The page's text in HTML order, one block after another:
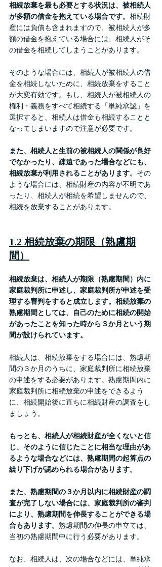
相続放棄を最も必要とする状況は、被相続人
が多額の借金を抱えている場合です。 相続財
産には負債も含まれますので、被相続人が多
額の借金を抱えている場合には、相続人がそ
の借金を相続してしまうことがあります。
そのような場合には、相続人が被相続人の借
金を相続しないために、相続放棄をすること
が大変有効です。もし、相続人が被相続人の
権利・義務をすべて相続する「単純承認」を
選択すると、相続人は借金も相続することと
なってしまいますので注意が必要です。
また、相続人と生前の被相続人の関係が良好
でなかったり、疎遠であった場合などにも、
相続放棄が利用されることがあります。 その
ような場合には、相続財産の内容が不明であ
ったり、相続人が相続を希望しませんので、
相続を放棄することがあります。
1.2 相続放棄の期限（熟慮期
間）
相続放棄は、相続人が期限（熟慮期間）内に
家庭裁判所に申述し、家庭裁判所が申述を受
理する審判をすると成立します。相続放棄の
熟慮期間としては、自己のために相続の開始
があったことを知った時から３か月という期
間が設けられています。
相続人は、相続放棄をする場合には、熟慮期
間の３か月のうちに、家庭裁判所に相続放棄
の申述をする必要があります。熟慮期間内に
家庭裁判所に相続放棄の申述をできるよう
に、相続開始後に直ちに相続財産の調査をし
ましょう。
もっとも、相続人が相続財産が全くないと信
じ、そのように信じたことに相当な理由があ
るような場合などには、熟慮期間の起算点の
繰り下げが認められる場合があります。
また、熟慮期間の３か月以内に相続財産の調
査が完了しない場合には、家庭裁判所の審判
により、熟慮期間を伸長することができる場
合もあります。 熟慮期間の伸長の申立ては、
当初の熟慮期間中に行う必要があります。
なお、相続人は、次の場合などには、単純承